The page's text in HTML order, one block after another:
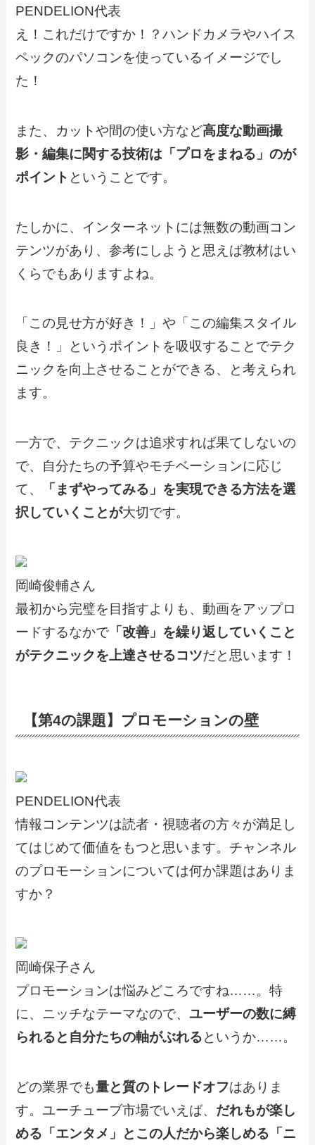
PENDELION代表
え！これだけですか！？ハンドカメラやハイス
ペックのパソコンを使っているイメージでし
た！
また、カットや間の使い方など高度な動画撮
影・編集に関する技術は「プロをまねる」のが
ポイント ということです。
たしかに、インターネットには無数の動画コン
テンツがあり、参考にしようと思えば教材はい
くらでもありますよね。
「この見せ方が好き！」や「この編集スタイル
良き！」というポイントを吸収することでテク
ニックを向上させることができる、と考えられ
ます。
一方で、テクニックは追求すれば果てしないの
で、自分たちの予算やモチベーションに応じ
て、
「まずやってみる」を実現できる方法を選
択していくことが大切です。
岡崎俊輔さん
最初から完璧を目指すよりも、動画をアップロ
ードするなかで 「改善」を繰り返していくこと
がテクニックを上達させるコツだと思います！
【第4の課題】プロモーションの壁
PENDELION代表
情報コンテンツは読者・視聴者の方々が満足し
てはじめて価値をもつと思います。チャンネル
のプロモーションについては何か課題はありま
すか？
岡崎保子さん
プロモーションは悩みどころですね……。特
に、ニッチなテーマなので、ユーザーの数に縛
られると自分たちの軸がぶれるというか……。
どの業界でも量と質のトレードオフはありま
す。ユーチューブ市場でいえば、 だれもが楽し
める「エンタメ」とこの人だから楽しめる「ニ